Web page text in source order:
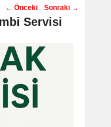
Post
navigation
← Önceki Sonraki →
Servisi